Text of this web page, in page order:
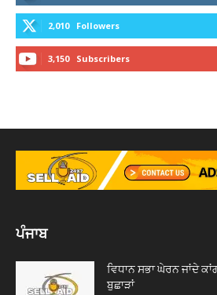
2,010 Followers
3,150 Subscribers
ਪੰਜਾਬ
ਵਿਧਾਨ ਸਭਾ ਘੇਰਨ ਜਾਂਦੇ
ਬੁਛਾੜਾਂ